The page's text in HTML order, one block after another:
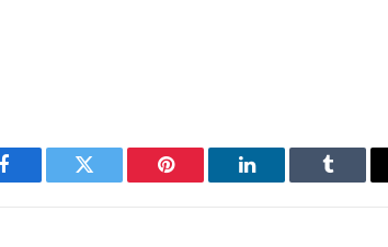
Facebook Twitter Pinterest LinkedIn Tumblr